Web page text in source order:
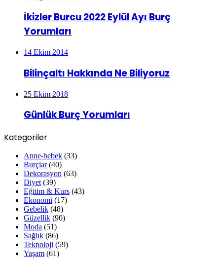
İkizler Burcu 2022 Eylül Ayı Burç
Yorumları
14 Ekim 2014
Bilinçaltı Hakkında Ne Biliyoruz
25 Ekim 2018
Günlük Burç Yorumları
Kategoriler
Anne-bebek (33)
Burçlar(40)
Dekorasyon (63)
Diyet (39)
Eğitim & Kurs (43)
Ekonomi (17)
Gebelik (48)
Güzellik (90)
Moda (51)
Sağlık (86)
Teknoloji (59)
Yaşam (61)